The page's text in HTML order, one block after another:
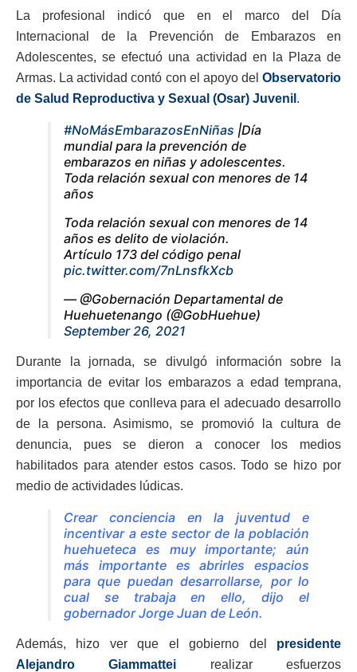
La profesional indicó que en el marco del Día
Internacional de la Prevención de Embarazos en
Adolescentes, se efectuó una actividad en la Plaza de
Armas. La actividad contó con el apoyo del Observatorio
de Salud Reproductiva y Sexual (Osar) Juvenil .
#NoMásEmbarazosEnNiñas |Día
mundial para la prevención de
embarazos en niñas y adolescentes.
Toda relación sexual con menores de 14
años
Toda relación sexual con menores de 14
años es delito de violación.
Artículo 173 del código penal
pic.twitter.com/7nLnsfkXcb
— @Gobernación Departamental de
Huehuetenango (@GobHuehue)
September 26, 2021
Durante la jornada, se divulgó información sobre la
importancia de evitar los embarazos a edad temprana,
por los efectos que conlleva para el adecuado desarrollo
de la persona. Asimismo, se promovió la cultura de
denuncia, pues se dieron a conocer los medios
habilitados para atender estos casos. Todo se hizo por
medio de actividades lúdicas.
Crear conciencia en la juventud e
incentivar a este sector de la población
huehueteca es muy importante; aún
más importante es abrirles espacios
para que puedan desarrollarse, por lo
cual se trabaja en ello, dijo el
gobernador Jorge Juan de León.
Además, hizo ver que el gobierno del
presidente
Alejandro Giammattei realizar esfuerzos